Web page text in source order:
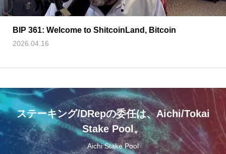
BIP 361: Welcome to ShitcoinLand, Bitcoin
2026.04.16
ステーキング/DRepの委任は、Aichi/Tokai
Stake Pool。
Aichi Stake Pool